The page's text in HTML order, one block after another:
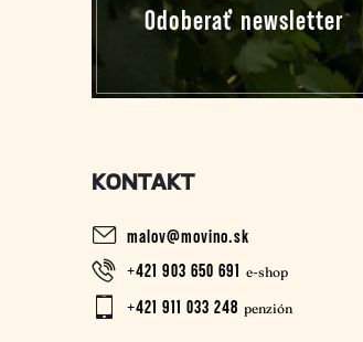
Odoberať newsletter
KONTAKT
malov@movino.sk
+421 903 650 691
+421 911 033 248